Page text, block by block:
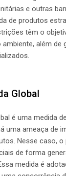
e outras
de produtos
têm o
além de
Global
é uma medida
uma ameaça de
Nesse caso, o
de forma
medida é